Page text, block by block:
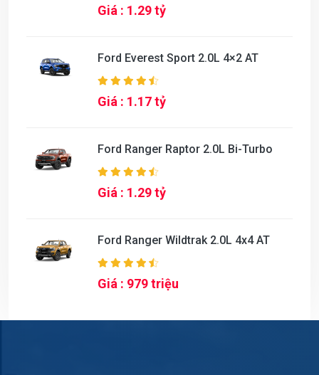
Giá : 1.29 tỷ
Ford Everest Sport 2.0L 4×2 AT
Giá : 1.17 tỷ
Ford Ranger Raptor 2.0L Bi-Turbo
Giá : 1.29 tỷ
Ford Ranger Wildtrak 2.0L 4x4 AT
Giá : 979 triệu